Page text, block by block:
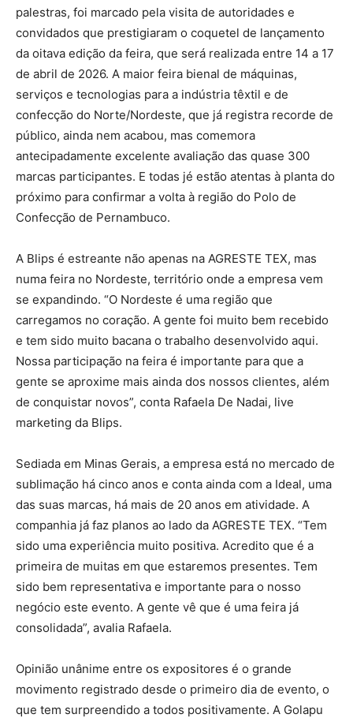
palestras, foi marcado pela visita de autoridades e
convidados que prestigiaram o coquetel de lançamento
da oitava edição da feira, que será realizada entre 14 a 17
de abril de 2026. A maior feira bienal de máquinas,
serviços e tecnologias para a indústria têxtil e de
confecção do Norte/Nordeste, que já registra recorde de
público, ainda nem acabou, mas comemora
antecipadamente excelente avaliação das quase 300
marcas participantes. E todas jé estão atentas à planta do
próximo para confirmar a volta à região do Polo de
Confecção de Pernambuco.
A Blips é estreante não apenas na AGRESTE TEX, mas
numa feira no Nordeste, território onde a empresa vem
se expandindo. “O Nordeste é uma região que
carregamos no coração. A gente foi muito bem recebido
e tem sido muito bacana o trabalho desenvolvido aqui.
Nossa participação na feira é importante para que a
gente se aproxime mais ainda dos nossos clientes, além
de conquistar novos”, conta Rafaela De Nadai, live
marketing da Blips.
Sediada em Minas Gerais, a empresa está no mercado de
sublimação há cinco anos e conta ainda com a Ideal, uma
das suas marcas, há mais de 20 anos em atividade. A
companhia já faz planos ao lado da AGRESTE TEX. “Tem
sido uma experiência muito positiva. Acredito que é a
primeira de muitas em que estaremos presentes. Tem
sido bem representativa e importante para o nosso
negócio este evento. A gente vê que é uma feira já
consolidada”, avalia Rafaela.
Opinião unânime entre os expositores é o grande
movimento registrado desde o primeiro dia de evento, o
que tem surpreendido a todos positivamente. A Golapu